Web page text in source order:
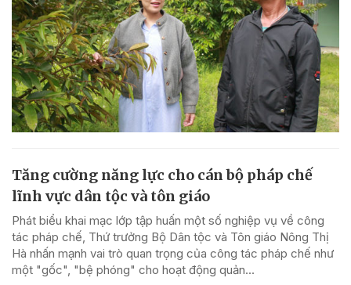
Tăng cường năng lực cho cán bộ pháp chế
lĩnh vực dân tộc và tôn giáo
Phát biểu khai mạc lớp tập huấn một số nghiệp vụ về công
tác pháp chế, Thứ trưởng Bộ Dân tộc và Tôn giáo Nông Thị
Hà nhấn mạnh vai trò quan trọng của công tác pháp chế như
một "gốc", "bệ phóng" cho hoạt động quản...